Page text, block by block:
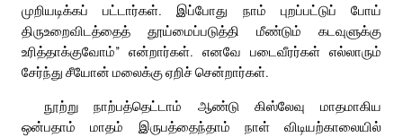
முறியடிக்கப் பட்டார்கள். இப்போது நாம் புறப்பட்டுப் போய்
திருஉறைவிடத்தைத் தூய்மைப்படுத்தி மீண்டும் கடவுளுக்கு
உரித்தாக்குவோம்” என்றார்கள். எனவே படைவீரர்கள் எல்லாரும்
சேர்ந்து சீயோன் மலைக்கு ஏறிச் சென்றார்கள்.
நூற்று நாற்பத்தெட்டாம் ஆண்டு கிஸ்லேவு மாதமாகிய
ஒன்பதாம் மாதம் இருபத்தைந்தாம் நாள் விடியற்காலையில்